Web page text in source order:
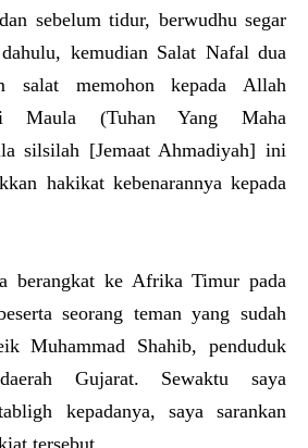
sebelum tidur, berwudhu segar
kemudian Salat Nafal dua
salat memohon kepada Allah
Maula (Tuhan Yang Maha
silsilah [Jemaat Ahmadiyah] ini
hakikat kebenarannya kepada
berangkat ke Afrika Timur pada
seorang teman yang sudah
Muhammad Shahib, penduduk
Gujarat. Sewaktu saya
kepadanya, saya sarankan
tersebut.